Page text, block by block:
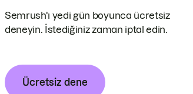
Semrush'ı yedi gün boyunca ücretsiz
deneyin. İstediğiniz zaman iptal edin.
Ücretsiz dene